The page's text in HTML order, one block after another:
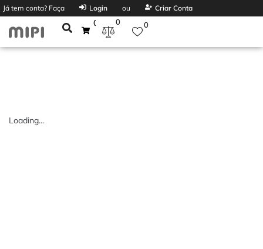
Já tem conta? Faça Login ou Criar Conta
0 0 0
Loading...